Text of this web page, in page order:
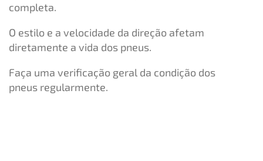
completa.
O estilo e a velocidade da direção afetam
diretamente a vida dos pneus.
Faça uma verificação geral da condição dos
pneus regularmente.